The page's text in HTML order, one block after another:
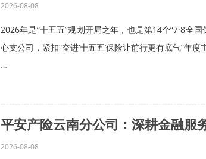
2026-08-08
2026年是“十五五”规划开局之年，也是第14个“7·8全
心支公司，紧扣“奋进‘十五五’保险让前行更有底气”年
…
平安产险云南分公司：深耕金融服
2026-08-08